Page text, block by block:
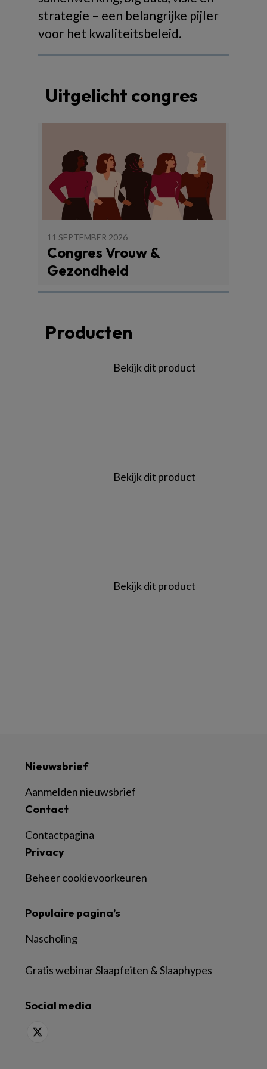
strategie – een belangrijke pijler
voor het kwaliteitsbeleid.
Uitgelicht congres
11 SEPTEMBER 2026
Congres Vrouw &
Gezondheid
Producten
Bekijk dit product
Bekijk dit product
Bekijk dit product
Nieuwsbrief
Aanmelden nieuwsbrief
Contact
Contactpagina
Privacy
Beheer cookievoorkeuren
Populaire pagina’s
Nascholing
Gratis webinar Slaapfeiten & Slaaphypes
Social media